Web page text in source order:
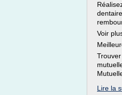
Voir
Lire la